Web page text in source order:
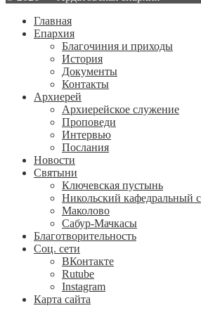
Главная
Епархия
Благочиния и приходы
История
Документы
Контакты
Архиерей
Архиерейское служение
Проповеди
Интервью
Послания
Новости
Святыни
Ключевская пустынь
Никольский кафедральный
Маколово
Сабур-Мачкасы
Благотворительность
Соц. сети
ВКонтакте
Rutube
Instagram
Карта сайта